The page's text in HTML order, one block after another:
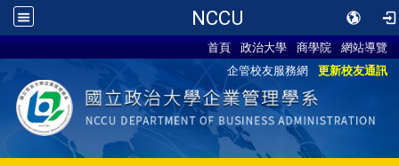
NCCU
首頁 政治大學 商學院
網站導覽
企管校友服務網
更新校友通訊